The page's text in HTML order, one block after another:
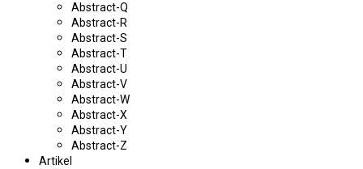
Abstract-Q
Abstract-R
Abstract-S
Abstract-T
Abstract-U
Abstract-V
Abstract-W
Abstract-X
Abstract-Y
Abstract-Z
Artikel